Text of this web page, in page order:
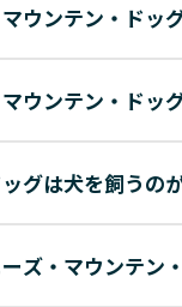
ウンテン・ドッ
ウンテン・ドッ
グは犬を飼うの
ズ・マウンテン